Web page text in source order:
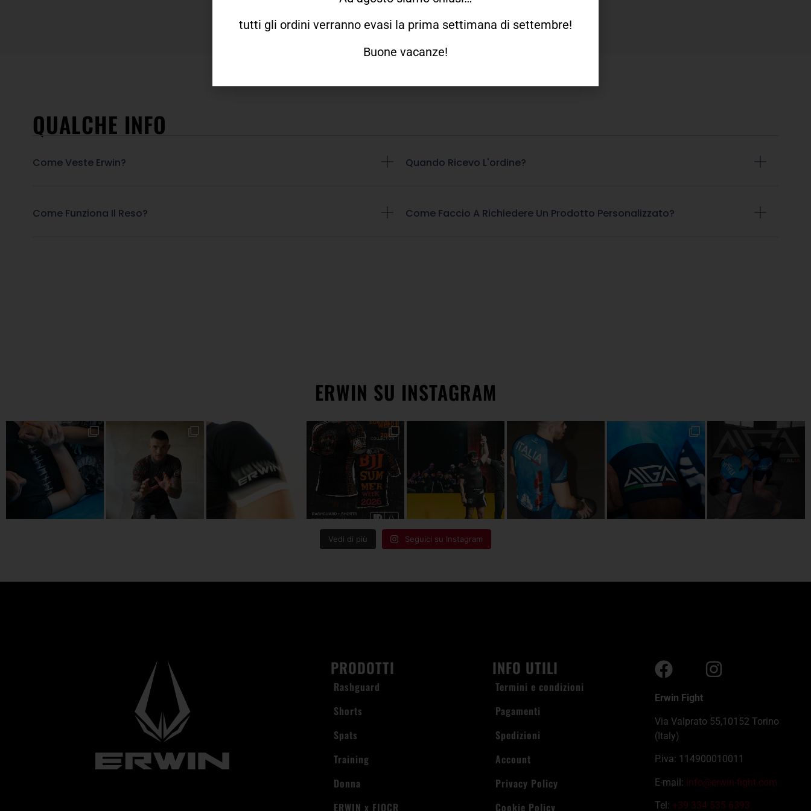
QUALCHE INFO
Come Veste Erwin?
Come Funziona Il Reso?
Quando Ricevo L'ordine?
Come Faccio A Richiedere Un Prodotto Personalizzato?
ERWIN SU INSTAGRAM
Vedi di più Seguici su Instagram
PRODOTTI
Rashguard
Shorts
Spats
Training
Donna
ERWIN x FIOCR
INFO UTILI
Termini e condizioni
Pagamenti
Spedizioni
Account
Privacy Policy
Cookie Policy
Erwin Fight
Via Valprato 55,10152 Torino
(Italy)
P.iva: 114900010011
E-mail: info@erwin-fight.com
Tel: +39 334 535 6393
tutti gli ordini verranno evasi la prima settimana di settembre!
Buone vacanze!